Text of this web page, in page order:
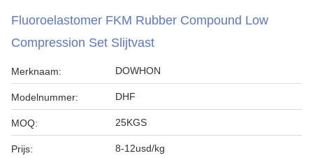
Fluoroelastomer FKM Rubber Compound Low
Compression Set Slijtvast
Merknaam: DOWHON
Modelnummer: DHF
MOQ: 25KGS
Prijs: 8-12usd/kg